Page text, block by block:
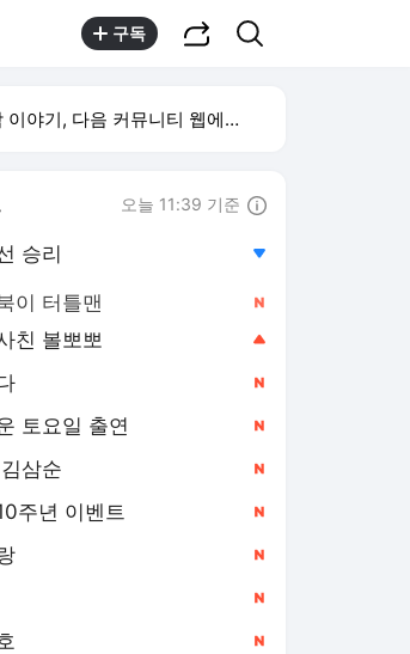
구독
야기, 다음 커뮤니티 웹에서 보기
오늘 11:39 기준
승리
이 터틀맨
친 볼뽀뽀
토요일 출연
삼순
주년 이벤트